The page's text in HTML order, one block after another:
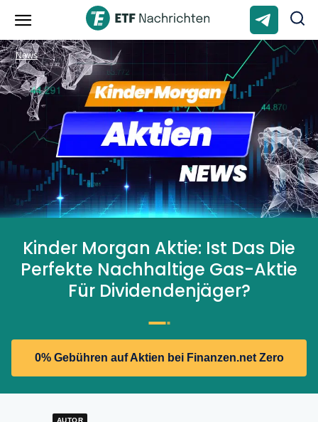
Kinder Morgan Aktie: Ist Das Die
Perfekte Nachhaltige Gas-Aktie
Für Dividendenjäger?
0% Gebühren auf Aktien bei Finanzen.net Zero
News